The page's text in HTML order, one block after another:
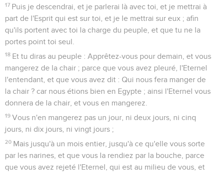
17 Puis je descendrai, et je parlerai là avec toi, et je mettrai à
part de l'Esprit qui est sur toi, et je le mettrai sur eux ; afin
qu'ils portent avec toi la charge du peuple, et que tu ne la
portes point toi seul.
18 Et tu diras au peuple : Apprêtez-vous pour demain, et vous
mangerez de la chair ; parce que vous avez pleuré, l'Eternel
l'entendant, et que vous avez dit : Qui nous fera manger de
la chair ? car nous étions bien en Egypte ; ainsi l'Eternel vous
donnera de la chair, et vous en mangerez.
19 Vous n'en mangerez pas un jour, ni deux jours, ni cinq
jours, ni dix jours, ni vingt jours ;
20 Mais jusqu'à un mois entier, jusqu'à ce qu'elle vous sorte
par les narines, et que vous la rendiez par la bouche, parce
que vous avez rejeté l'Eternel, qui est au milieu de vous, et